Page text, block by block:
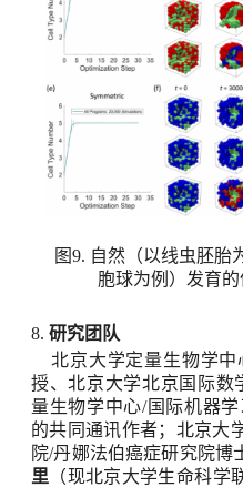
图9. 自然（以线虫胚胎
胞球为例）发育
8.研究团队
北京大学定量生物学中
授、北京大学北京国际数
量生物学中心/国际机器
的共同通讯作者；北京大
院/丹娜法伯癌症研究院博
里 （现北京大学生命科学